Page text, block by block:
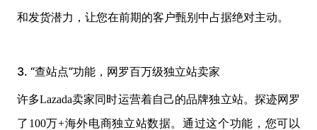
和发货潜力，让您在前期的客户甄别中占据绝对主动。
3. “查站点”功能，网罗百万级独立站卖家
许多Lazada卖家同时运营着自己的品牌独立站。探迹网罗
了100万+海外电商独立站数据。通过这个功能，您可以